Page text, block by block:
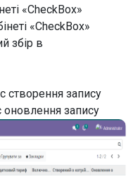
«CheckBox»
«CheckBox»
збір в
створення запису
оновлення запису